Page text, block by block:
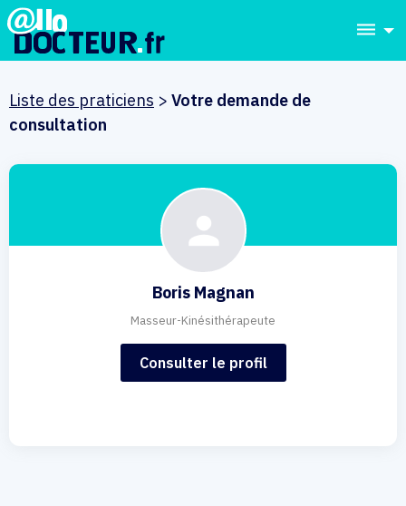
dehaze
Liste des praticiens > Votre demande de
consultation
Boris Magnan
Masseur-Kinésithérapeute
Consulter le profil